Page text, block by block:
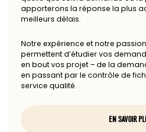
apporterons la réponse la plus
meilleurs délais.
Notre expérience et notre
permettent d’étudier vos
en bout vos projet – de la
en passant par le contrôle de
service qualité.
EN SAVOIR